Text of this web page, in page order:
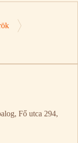
Fő utca 294,